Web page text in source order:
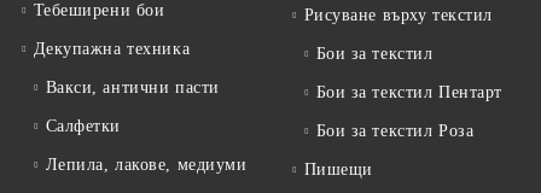
Тебеширени бои
Декупажна техника
Вакси, антични пасти
Салфетки
Лепила, лакове, медиуми
Рисуване върху текстил
Бои за текстил
Бои за текстил Пентарт
Бои за текстил Роза
Пишещи